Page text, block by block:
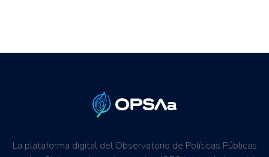
La plataforma digital del Observatorio de Políticas Públicas